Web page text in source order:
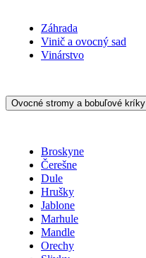
Záhrada
Vinič a ovocný sad
Vinárstvo
Ovocné stromy a bobuľové kríky
Broskyne
Čerešne
Dule
Hrušky
Jablone
Marhule
Mandle
Orechy